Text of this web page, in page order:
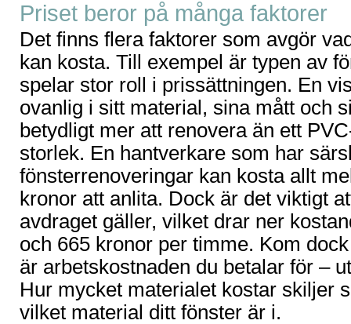
Priset beror på många faktorer
Det finns flera faktorer som avgör
kan kosta. Till exempel är typen av
spelar stor roll i prissättningen. En
ovanlig i sitt material, sina mått och
betydligt mer att renovera än ett
storlek. En hantverkare som har
fönsterrenoveringar kan kosta allt
kronor att anlita. Dock är det viktigt
avdraget gäller, vilket drar ner
och 665 kronor per timme. Kom
är arbetskostnaden du betalar för –
Hur mycket materialet kostar skiljer
vilket material ditt fönster är i.